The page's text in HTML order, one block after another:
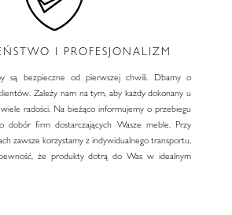
I PROFESJONALIZM
są bezpieczne od pierwszej chwili. Dbamy o
Zależy nam na tym, aby każdy dokonany u
wiele radości. Na bieżąco informujemy o przebiegu
dobór firm dostarczających Wasze meble. Przy
zawsze korzystamy z indywidualnego transportu,
że produkty dotrą do Was w idealnym